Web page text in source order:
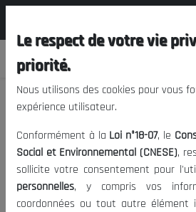
Nous vous
excuser, mais
contenu est
Le respect de votre vie
priorité.
Nous utilisons des cookies pour vous
expérience utilisateur.
Conformément à la Loi n°18-07, le
Social et Environnemental (CNESE),
sollicite votre consentement pour
personnelles, y compris vos
coordonnées ou tout autre élément